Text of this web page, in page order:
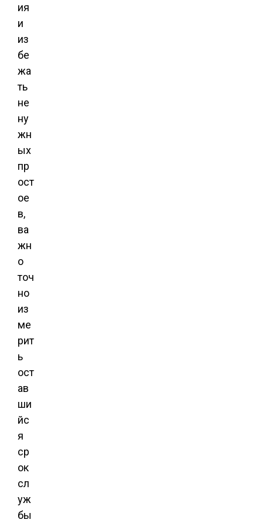
ия
и
из
бе
жа
ть
не
ну
жн
ых
пр
ост
ое
в,
ва
жн
о
точ
но
из
ме
рит
ь
ост
ав
ши
йс
я
ср
ок
сл
уж
бы